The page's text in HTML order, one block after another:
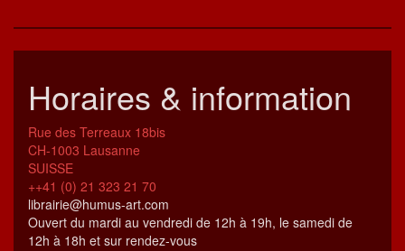
Horaires & information
Rue des Terreaux 18bis
CH-1003 Lausanne
SUISSE
++41 (0) 21 323 21 70
librairie@humus-art.com
Ouvert du mardi au vendredi de 12h à 19h, le samedi de
12h à 18h et sur rendez-vous